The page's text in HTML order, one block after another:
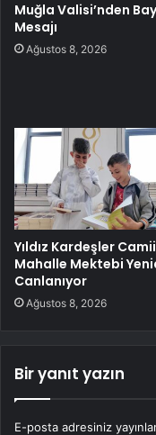
Muğla Valisi’nden
Mesajı
Ağustos 8, 2026
Yıldız Kardeşler
Mahalle Mektebi
Canlanıyor
Ağustos 8, 2026
Bir yanıt yazın
E-posta adresiniz